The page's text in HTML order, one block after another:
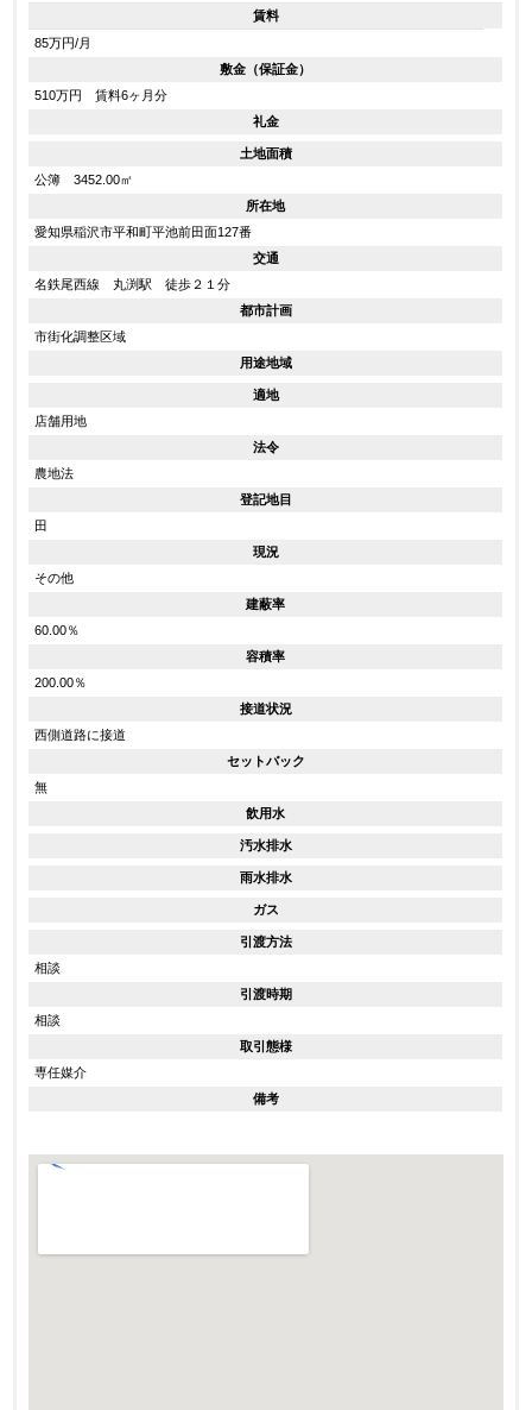
賃料
85万円/月
敷金（保証金）
510万円 賃料6ヶ月分
礼金
土地面積
公簿 3452.00㎡
所在地
愛知県稲沢市平和町平池前田面127番
交通
名鉄尾西線 丸渕駅 徒歩２１分
都市計画
市街化調整区域
用途地域
適地
店舗用地
法令
農地法
登記地目
田
現況
その他
建蔽率
60.00％
容積率
200.00％
接道状況
西側道路に接道
セットバック
無
飲用水
汚水排水
雨水排水
ガス
引渡方法
相談
引渡時期
相談
取引態様
専任媒介
備考